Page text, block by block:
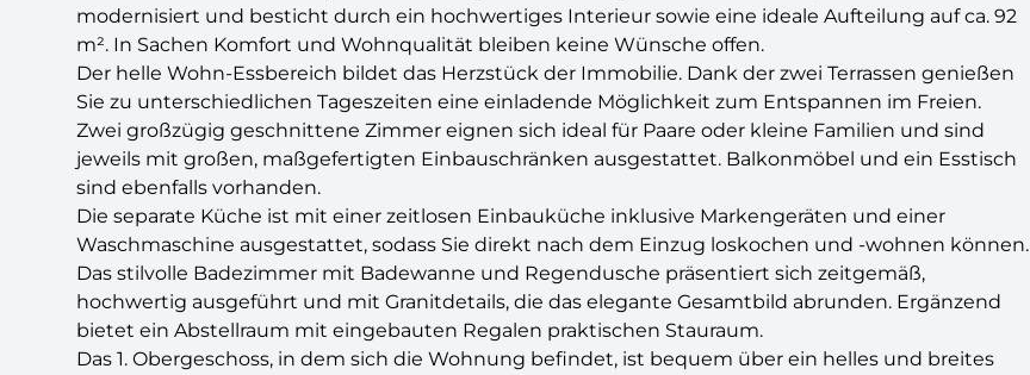
modernisiert und besticht durch ein hochwertiges Interieur sowie eine ideale Aufteilung auf ca. 92
m². In Sachen Komfort und Wohnqualität bleiben keine Wünsche offen.
Der helle Wohn-Essbereich bildet das Herzstück der Immobilie. Dank der zwei Terrassen genießen
Sie zu unterschiedlichen Tageszeiten eine einladende Möglichkeit zum Entspannen im Freien.
Zwei großzügig geschnittene Zimmer eignen sich ideal für Paare oder kleine Familien und sind
jeweils mit großen, maßgefertigten Einbauschränken ausgestattet. Balkonmöbel und ein Esstisch
sind ebenfalls vorhanden.
Die separate Küche ist mit einer zeitlosen Einbauküche inklusive Markengeräten und einer
Waschmaschine ausgestattet, sodass Sie direkt nach dem Einzug loskochen und -wohnen können.
Das stilvolle Badezimmer mit Badewanne und Regendusche präsentiert sich zeitgemäß,
hochwertig ausgeführt und mit Granitdetails, die das elegante Gesamtbild abrunden. Ergänzend
bietet ein Abstellraum mit eingebauten Regalen praktischen Stauraum.
Das 1. Obergeschoss, in dem sich die Wohnung befindet, ist bequem über ein helles und breites